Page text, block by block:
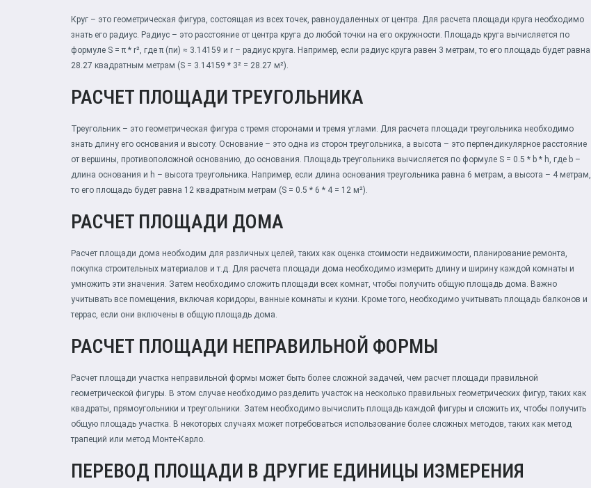
Круг – это геометрическая фигура, состоящая из всех точек, равноудаленных от центра. Для расчета площади круга необходимо
знать его радиус. Радиус – это расстояние от центра круга до любой точки на его окружности. Площадь круга вычисляется по
формуле S = π * r², где π (пи) ≈ 3.14159 и r – радиус круга. Например, если радиус круга равен 3 метрам, то его площадь будет равна
28.27 квадратным метрам (S = 3.14159 * 3² = 28.27 м²).
РАСЧЕТ ПЛОЩАДИ ТРЕУГОЛЬНИКА
Треугольник – это геометрическая фигура с тремя сторонами и тремя углами. Для расчета площади треугольника необходимо
знать длину его основания и высоту. Основание – это одна из сторон треугольника, а высота – это перпендикулярное расстояние
от вершины, противоположной основанию, до основания. Площадь треугольника вычисляется по формуле S = 0.5 * b * h, где b –
длина основания и h – высота треугольника. Например, если длина основания треугольника равна 6 метрам, а высота – 4 метрам,
то его площадь будет равна 12 квадратным метрам (S = 0.5 * 6 * 4 = 12 м²).
РАСЧЕТ ПЛОЩАДИ ДОМА
Расчет площади дома необходим для различных целей, таких как оценка стоимости недвижимости, планирование ремонта,
покупка строительных материалов и т.д. Для расчета площади дома необходимо измерить длину и ширину каждой комнаты и
умножить эти значения. Затем необходимо сложить площади всех комнат, чтобы получить общую площадь дома. Важно
учитывать все помещения, включая коридоры, ванные комнаты и кухни. Кроме того, необходимо учитывать площадь балконов и
террас, если они включены в общую площадь дома.
РАСЧЕТ ПЛОЩАДИ НЕПРАВИЛЬНОЙ ФОРМЫ
Расчет площади участка неправильной формы может быть более сложной задачей, чем расчет площади правильной
геометрической фигуры. В этом случае необходимо разделить участок на несколько правильных геометрических фигур, таких как
квадраты, прямоугольники и треугольники. Затем необходимо вычислить площадь каждой фигуры и сложить их, чтобы получить
общую площадь участка. В некоторых случаях может потребоваться использование более сложных методов, таких как метод
трапеций или метод Монте-Карло.
ПЕРЕВОД ПЛОЩАДИ В ДРУГИЕ ЕДИНИЦЫ ИЗМЕРЕНИЯ